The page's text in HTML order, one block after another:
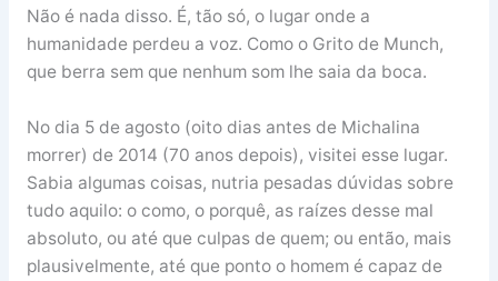
Não é nada disso. É, tão só, o lugar onde a
humanidade perdeu a voz. Como o Grito de Munch,
que berra sem que nenhum som lhe saia da boca.
No dia 5 de agosto (oito dias antes de Michalina
morrer) de 2014 (70 anos depois), visitei esse lugar.
Sabia algumas coisas, nutria pesadas dúvidas sobre
tudo aquilo: o como, o porquê, as raízes desse mal
absoluto, ou até que culpas de quem; ou então, mais
plausivelmente, até que ponto o homem é capaz de